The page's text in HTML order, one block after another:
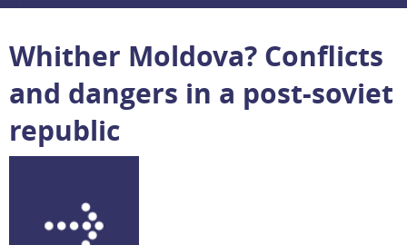
Whither Moldova? Conflicts
and dangers in a post-soviet
republic